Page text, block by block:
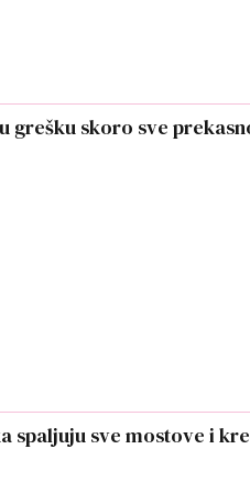
grešku skoro sve
spaljuju sve mostove i